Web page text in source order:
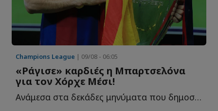
Champions League | 09/08 - 06:05
«Ράγισε» καρδιές η Μπαρτσελόνα
για τον Χόρχε Μέσι!
Ανάμεσα στα δεκάδες μηνύματα που δημοσιεύθηκαν τις τ...